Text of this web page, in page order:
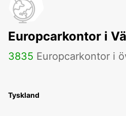
Europcarkontor i
3835 Europcarkontor i
Tyskland